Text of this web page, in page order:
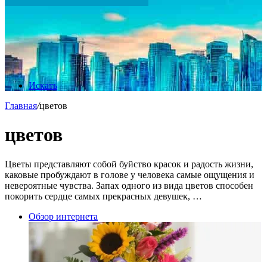
Искать
Главная/цветов
цветов
Цветы представляют собой буйство красок и радость жизни,
каковые пробуждают в голове у человека самые ощущения и
невероятные чувства. Запах одного из вида цветов способен
покорить сердце самых прекрасных девушек, …
Обзор интернета